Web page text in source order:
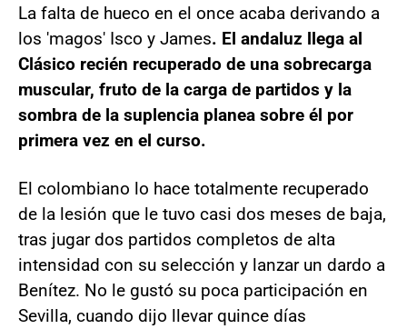
La falta de hueco en el once acaba derivando a
los 'magos' Isco y James. El andaluz llega al
Clásico recién recuperado de una sobrecarga
muscular, fruto de la carga de partidos y la
sombra de la suplencia planea sobre él por
primera vez en el curso.
El colombiano lo hace totalmente recuperado
de la lesión que le tuvo casi dos meses de baja,
tras jugar dos partidos completos de alta
intensidad con su selección y lanzar un dardo a
Benítez. No le gustó su poca participación en
Sevilla, cuando dijo llevar quince días